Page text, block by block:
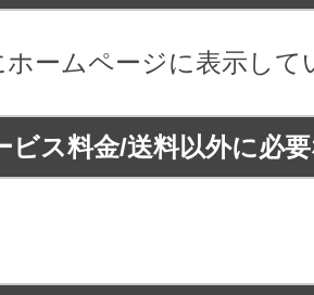
書
us
イト
ホームページに表示して
ビス料金/送料以外に必